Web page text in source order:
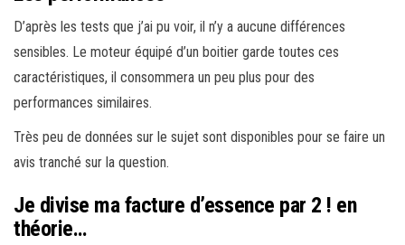
D’après les tests que j’ai pu voir, il n’y a aucune différences
sensibles. Le moteur équipé d’un boitier garde toutes ces
caractéristiques, il consommera un peu plus pour des
performances similaires.
Très peu de données sur le sujet sont disponibles pour se faire un
avis tranché sur la question.
Je divise ma facture d’essence par 2 ! en
théorie…